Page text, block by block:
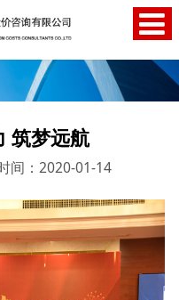
筑梦远航
间：2020-01-14